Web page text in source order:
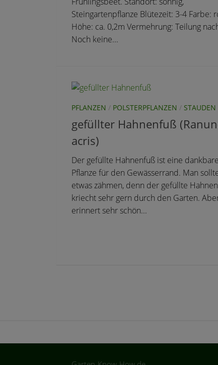
Steingartenpflanze Blütezeit: 3-4 Farbe:
Höhe: ca. 0,2m Vermehrung: Teilung
Noch keine...
PFLANZEN / POLSTERPFLANZEN / STAUDEN
gefüllter Hahnenfuß
acris)
Der gefüllte Hahnenfuß ist eine dankbare
Pflanze für den Gewässerrand. Man
etwas zähmen, denn der gefüllte
kriecht sehr gern durch den Garten.
erinnert sehr schön...